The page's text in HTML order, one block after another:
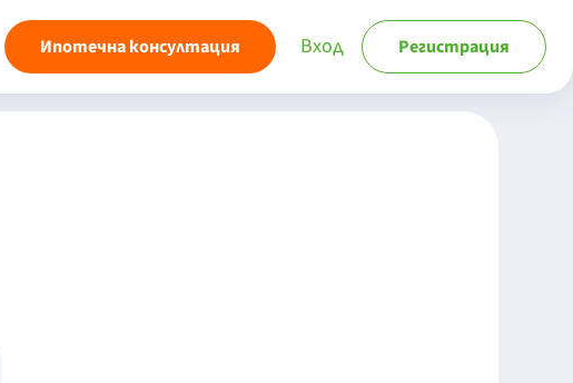
Ипотечна консултация Вход Регистрация